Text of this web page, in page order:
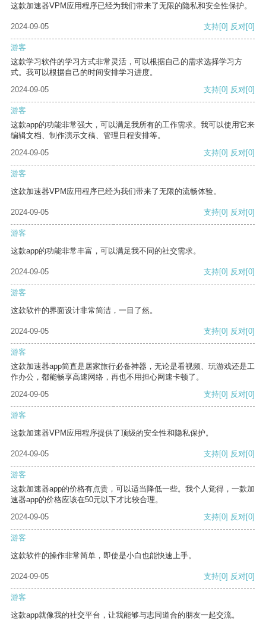
这款加速器VPM应用程序已经为我们带来了无限的隐私和安全性保护。
2024-09-05 支持[0] 反对[0]
游客
这款学习软件的学习方式非常灵活，可以根据自己的需求选择学习方
式。我可以根据自己的时间安排学习进度。
2024-09-05
支持[0] 反对[0]
游客
这款app的功能非常强大，可以满足我所有的工作需求。我可以使用它来
编辑文档、制作演示文稿、管理日程安排等。
2024-09-05
支持[0] 反对[0]
游客
这款加速器VPM应用程序已经为我们带来了无限的流畅体验。
2024-09-05 支持[0] 反对[0]
游客
这款app的功能非常丰富，可以满足我不同的社交需求。
2024-09-05 支持[0] 反对[0]
游客
这款软件的界面设计非常简洁，一目了然。
2024-09-05 支持[0] 反对[0]
游客
这款加速器app简直是居家旅行必备神器，无论是看视频、玩游戏还是工
作办公，都能畅享高速网络，再也不用担心网速卡顿了。
2024-09-05
支持[0] 反对[0]
游客
这款加速器VPM应用程序提供了顶级的安全性和隐私保护。
2024-09-05 支持[0] 反对[0]
游客
这款加速器app的价格有点贵，可以适当降低一些。我个人觉得，一款加
速器app的价格应该在50元以下才比较合理。
2024-09-05
支持[0] 反对[0]
游客
这款软件的操作非常简单，即使是小白也能快速上手。
2024-09-05 支持[0] 反对[0]
游客
这款app就像我的社交平台，让我能够与志同道合的朋友一起交流。